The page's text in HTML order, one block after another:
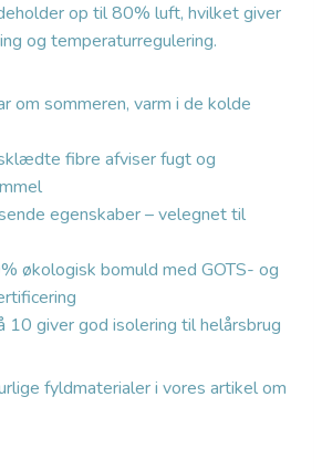
op til 80% luft, hvilket giver
og temperaturregulering.
om sommeren, varm i de kolde
fibre afviser fugt og
egenskaber – velegnet til
økologisk bomuld med GOTS- og
10 giver god isolering til helårsbrug
fyldmaterialer i vores artikel om